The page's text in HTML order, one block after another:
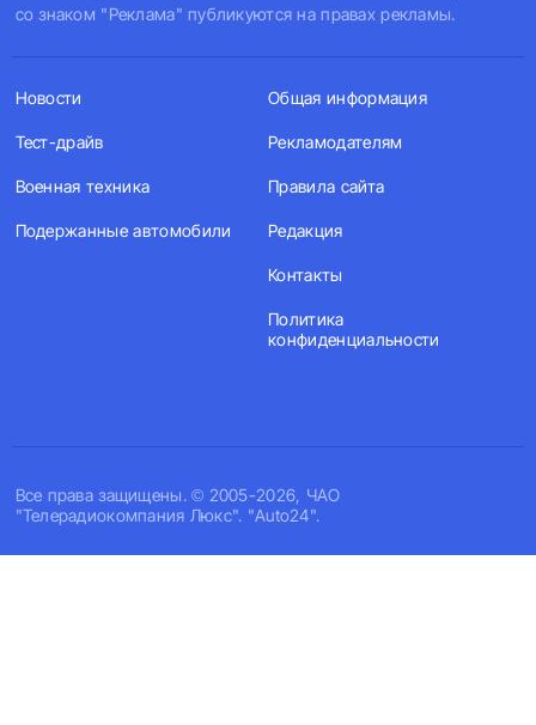
со знаком "Реклама" публикуются на правах рекламы.
Все права защищены. © 2005-2026, ЧАО
"Телерадиокомпания Люкс". "Auto24".
Новости
Тест-драйв
Военная техника
Подержанные автомобили
Общая информация
Рекламодателям
Правила сайта
Редакция
Контакты
Политика
конфиденциальности